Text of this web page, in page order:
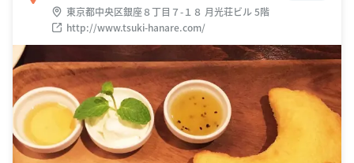
東京都中央区銀座８丁目７-１８ 月光荘ビル 5階
http://www.tsuki-hanare.com/